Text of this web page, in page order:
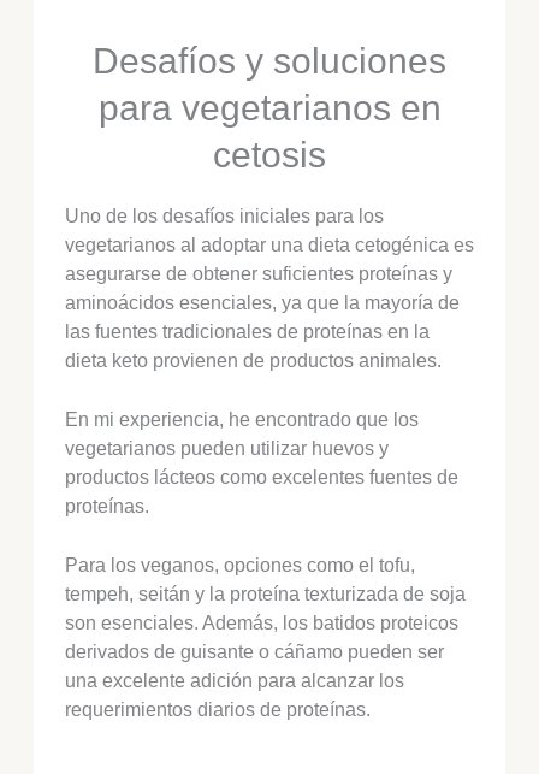
Desafíos y soluciones
para vegetarianos en
cetosis
Uno de los desafíos iniciales para los
vegetarianos al adoptar una dieta cetogénica es
asegurarse de obtener suficientes proteínas y
aminoácidos esenciales, ya que la mayoría de
las fuentes tradicionales de proteínas en la
dieta keto provienen de productos animales.
En mi experiencia, he encontrado que los
vegetarianos pueden utilizar huevos y
productos lácteos como excelentes fuentes de
proteínas.
Para los veganos, opciones como el tofu,
tempeh, seitán y la proteína texturizada de soja
son esenciales. Además, los batidos proteicos
derivados de guisante o cáñamo pueden ser
una excelente adición para alcanzar los
requerimientos diarios de proteínas.